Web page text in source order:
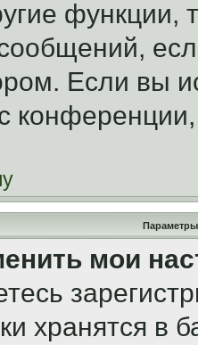
функции,
Если вы
Параметры
мои
хранятся в